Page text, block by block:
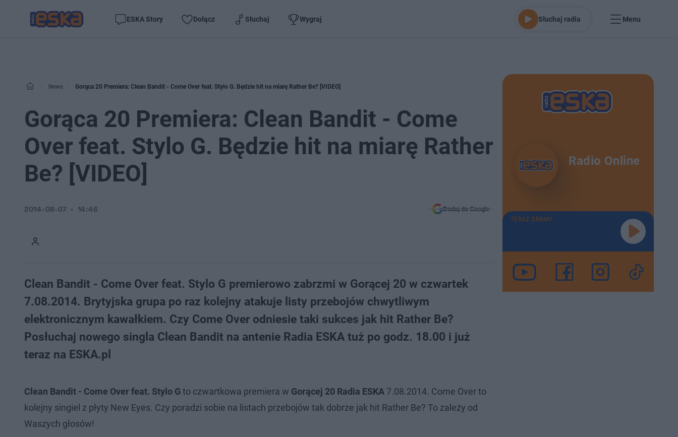
ESKA Story Dołącz Słuchaj Wygraj Słuchaj radia Menu
News Gorąca 20 Premiera: Clean Bandit - Come Over feat. Stylo G. Będzie hit na miarę Rather Be? [VIDEO]
Gorąca 20 Premiera: Clean Bandit - Come
Over feat. Stylo G. Będzie hit na miarę Rather
Be? [VIDEO]
2014-08-07 14:46 Dodaj do Google
Clean Bandit - Come Over feat. Stylo G premierowo zabrzmi w Gorącej 20 w czwartek
7.08.2014. Brytyjska grupa po raz kolejny atakuje listy przebojów chwytliwym
elektronicznym kawałkiem. Czy Come Over odniesie taki sukces jak hit Rather Be?
Posłuchaj nowego singla Clean Bandit na antenie Radia ESKA tuż po godz. 18.00 i już
teraz na ESKA.pl
Clean Bandit - Come Over feat. Stylo G to czwartkowa premiera w Gorącej 20 Radia ESKA 7.08.2014. Come Over to
kolejny singiel z płyty New Eyes. Czy poradzi sobie na listach przebojów tak dobrze jak hit Rather Be? To zależy od
Waszych głosów!
Radio Online
TERAZ GRAMY